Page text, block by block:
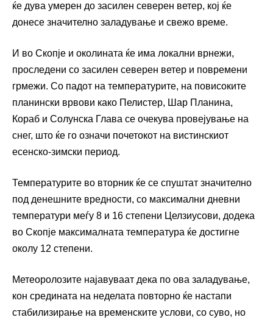
ќе дува умерен до засилен северен ветер, кој ќе
донесе значително заладување и свежо време.
И во Скопје и околината ќе има локални врнежи,
проследени со засилен северен ветер и повремени
грмежи. Со падот на температурите, на повисоките
планински врвови како Пелистер, Шар Планина,
Кораб и Солунска Глава се очекува провејување на
снег, што ќе го означи почетокот на вистинскиот
есенско-зимски период.
Температурите во вторник ќе се спуштат значително
под денешните вредности, со максимални дневни
температури меѓу 8 и 16 степени Целзиусови, додека
во Скопје максималната температура ќе достигне
околу 12 степени.
Метеоролозите најавуваат дека по ова заладување,
кон средината на неделата повторно ќе настапи
стабилизирање на временските услови, со суво, но